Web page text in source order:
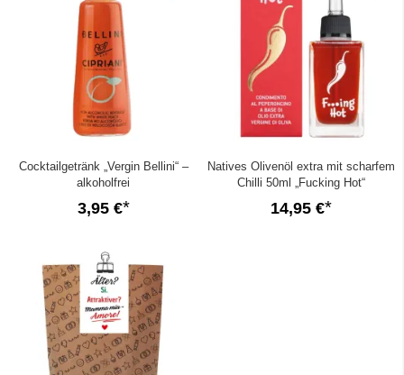
Cocktailgetränk „Vergin Bellini“ –
alkoholfrei
3,95 €
Natives Olivenöl extra mit scharfem
Chilli 50ml „Fucking Hot“
14,95 €